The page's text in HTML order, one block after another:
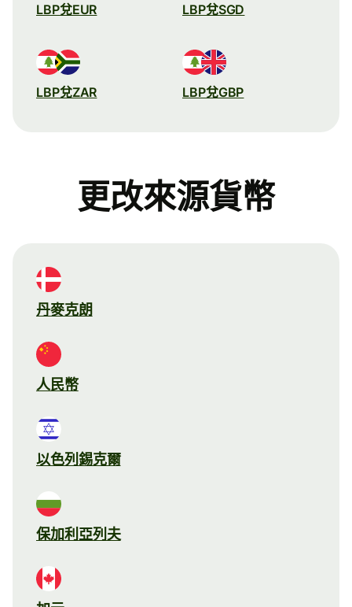
LBP兌EUR LBP兌SGD
LBP兌ZAR LBP兌GBP
更改來源貨幣
丹麥克朗
人民幣
以色列錫克爾
保加利亞列夫